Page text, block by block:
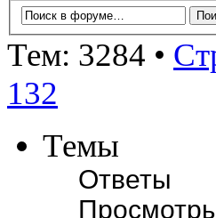
Тем: 3284 •
132
Темы
Ответы